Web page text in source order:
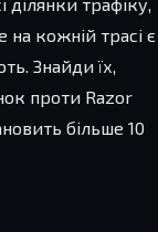
кожній трасі є
Знайди їх,
проти Razor
більше 10